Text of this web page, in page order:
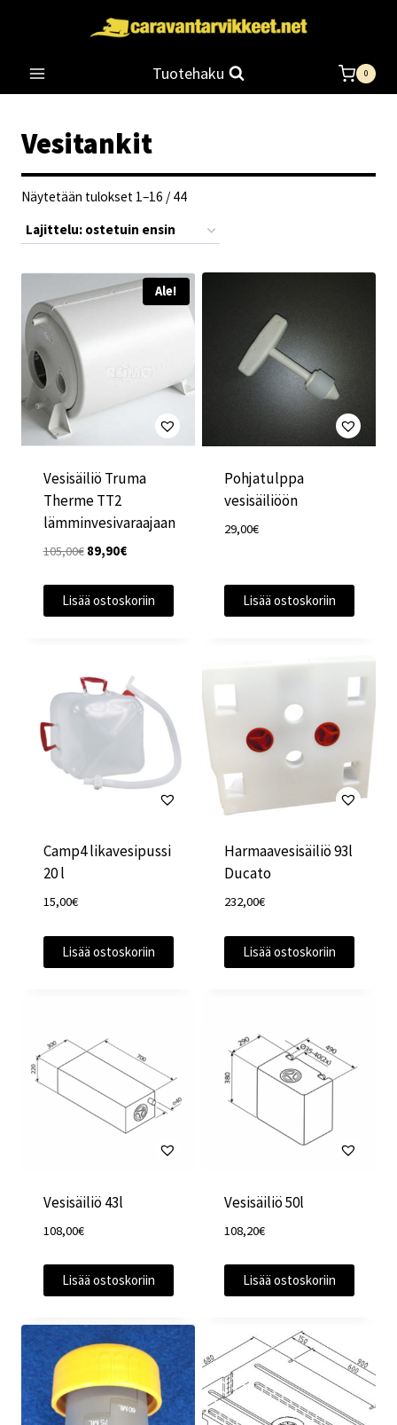
Tuotehaku 0
Vesitankit
Näytetään tulokset 1–16 / 44Suosituimmat
Ale!
Vesisäiliö Truma
Therme TT2
lämminvesivaraajaan
105,00€ Alkuperäinen
89,90€Nykyinen
Lisää ostoskoriin
Pohjatulppa
vesisäiliöön
29,00€
Lisää ostoskoriin
Camp4 likavesipussi
20 l
15,00€
Lisää ostoskoriin
Harmaavesisäiliö 93l
Ducato
232,00€
Lisää ostoskoriin
Vesisäiliö 43l
108,00€
Lisää ostoskoriin
Vesisäiliö 50l
108,20€
Lisää ostoskoriin